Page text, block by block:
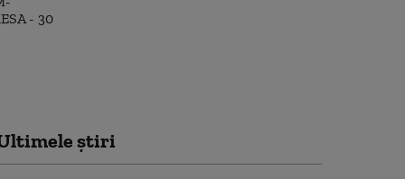
știri